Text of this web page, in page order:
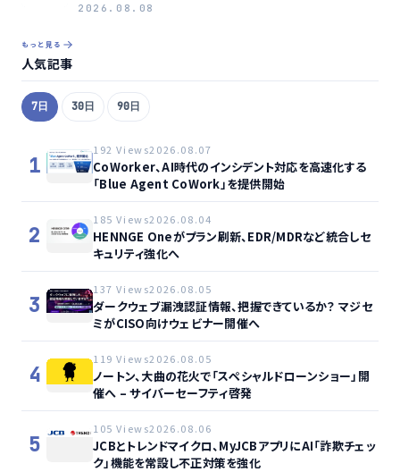
2026.08.08
もっと見る
人気記事
7日 30日 90日
1
192 Views2026.08.07
CoWorker、AI時代のインシデント対応を高速化する
「Blue Agent CoWork」を提供開始
2
185 Views2026.08.04
HENNGE Oneがプラン刷新、EDR/MDRなど統合しセ
キュリティ強化へ
3
137 Views2026.08.05
ダークウェブ漏洩認証情報、把握できているか？ マジセ
ミがCISO向けウェビナー開催へ
4
119 Views2026.08.05
ノートン、大曲の花火で「スペシャルドローンショー」開
催へ – サイバーセーフティ啓発
5
105 Views2026.08.06
JCBとトレンドマイクロ、MyJCBアプリにAI「詐欺チェッ
ク」機能を常設し不正対策を強化